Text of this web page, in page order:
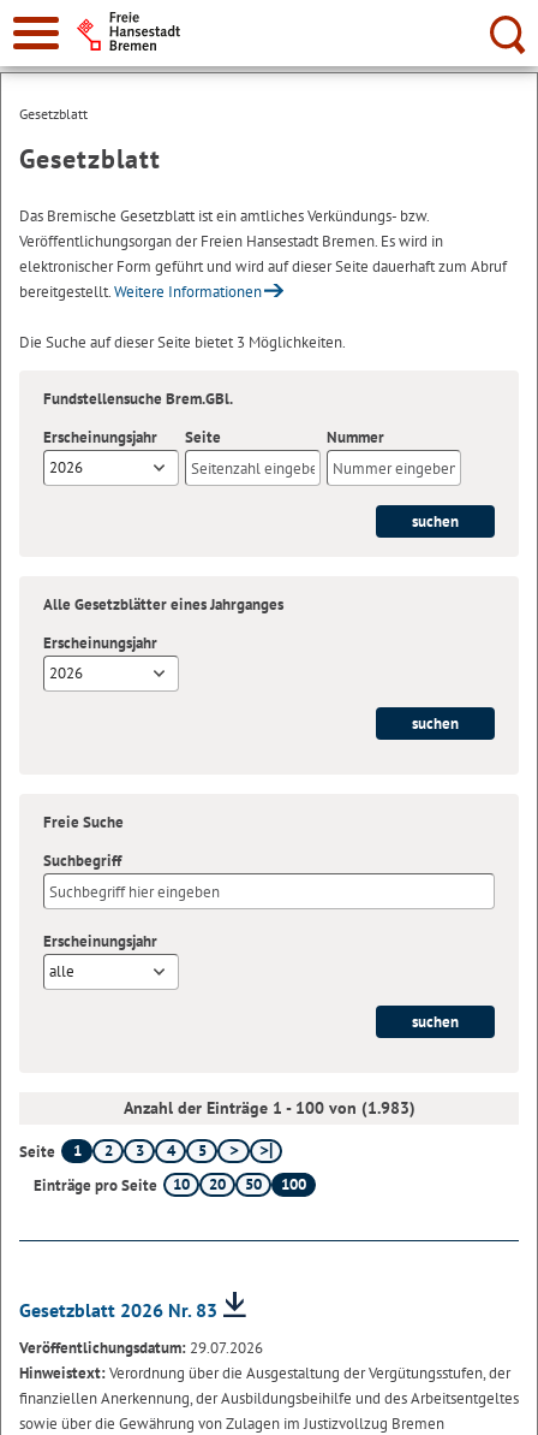
Suche:
Gesetzblatt
Gesetzblatt
Das Bremische Gesetzblatt ist ein amtliches Verkündungs- bzw.
Veröffentlichungsorgan der Freien Hansestadt Bremen. Es wird in
elektronischer Form geführt und wird auf dieser Seite dauerhaft zum Abruf
bereitgestellt.Weitere Informationen
Die Suche auf dieser Seite bietet 3 Möglichkeiten.
Fundstellensuche Brem.GBl.
Erscheinungsjahr
2026
Seite Nummer
Alle Gesetzblätter eines Jahrganges
Erscheinungsjahr
2026
Freie Suche
Suchbegriff
Erscheinungsjahr
alle
Anzahl der Einträge 1 - 100 von (1.983)
Seite 1 2 3 4
5
Einträge pro Seite
10 20 50 100
Gesetzblatt 2026 Nr. 83
Veröffentlichungsdatum: 29.07.2026
Hinweistext:Verordnung über die Ausgestaltung der Vergütungsstufen, der
finanziellen Anerkennung, der Ausbildungsbeihilfe und des Arbeitsentgeltes
sowie über die Gewährung von Zulagen im Justizvollzug Bremen